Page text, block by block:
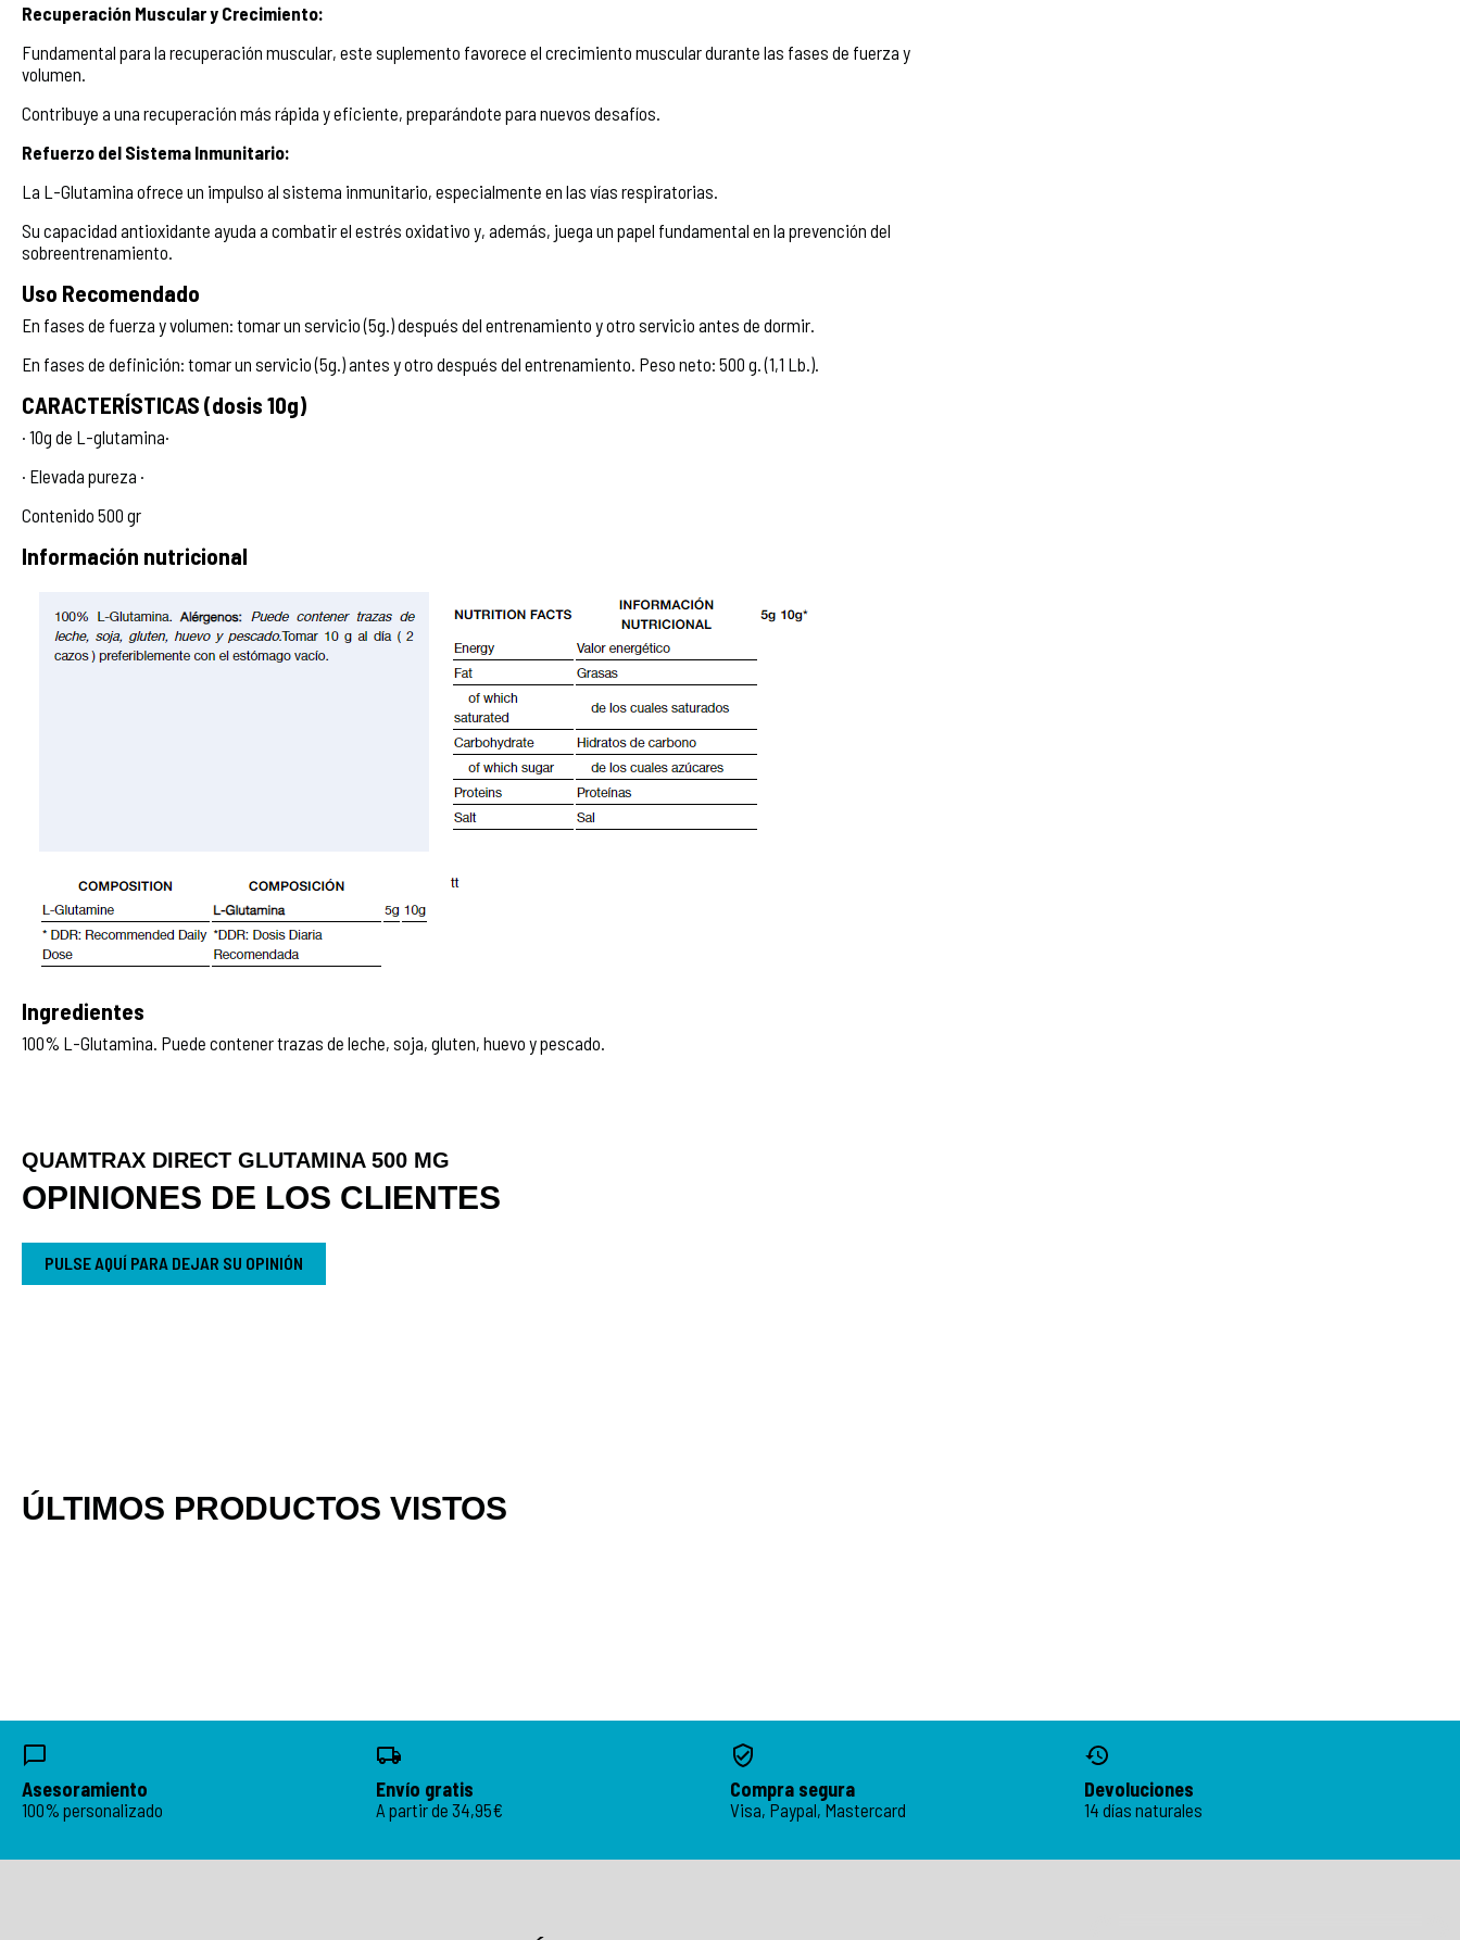
Recuperación Muscular y Crecimiento:
Fundamental para la recuperación muscular, este suplemento favorece el crecimiento muscular durante las fases de fuerza y
volumen.
Contribuye a una recuperación más rápida y eficiente, preparándote para nuevos desafíos.
Refuerzo del Sistema Inmunitario:
La L-Glutamina ofrece un impulso al sistema inmunitario, especialmente en las vías respiratorias.
Su capacidad antioxidante ayuda a combatir el estrés oxidativo y, además, juega un papel fundamental en la prevención del
sobreentrenamiento.
Uso Recomendado
En fases de fuerza y volumen: tomar un servicio (5g.) después del entrenamiento y otro servicio antes de dormir.
En fases de definición: tomar un servicio (5g.) antes y otro después del entrenamiento. Peso neto: 500 g. (1,1 Lb.).
CARACTERÍSTICAS (dosis 10g)
· 10g de L-glutamina·
· Elevada pureza ·
Contenido 500 gr
Información nutricional
Ingredientes
100% L-Glutamina. Puede contener trazas de leche, soja, gluten, huevo y pescado.
QUAMTRAX DIRECT GLUTAMINA 500 MG
OPINIONES DE LOS CLIENTES
PULSE AQUÍ PARA DEJAR SU OPINIÓN
ÚLTIMOS PRODUCTOS VISTOS
Asesoramiento
100% personalizado
Envío gratis
A partir de 34,95€
Compra segura
Visa, Paypal, Mastercard
Devoluciones
14 días naturales